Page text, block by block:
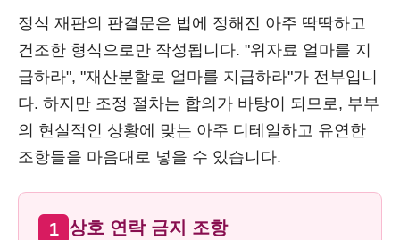
정식 재판의 판결문은 법에 정해진 아주 딱딱하고
건조한 형식으로만 작성됩니다. "위자료 얼마를 지
급하라", "재산분할로 얼마를 지급하라"가 전부입니
다. 하지만 조정 절차는 합의가 바탕이 되므로, 부부
의 현실적인 상황에 맞는 아주 디테일하고 유연한
조항들을 마음대로 넣을 수 있습니다.
1 상호 연락 금지 조항